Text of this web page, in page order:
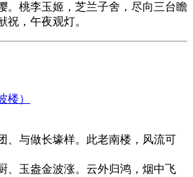
。桃李玉姬，芝兰子舍，尽向三台瞻
祝，午夜观灯。
楼）
、与做长壕样。此老南楼，风流可
、玉盎金波涨。云外归鸿，烟中飞